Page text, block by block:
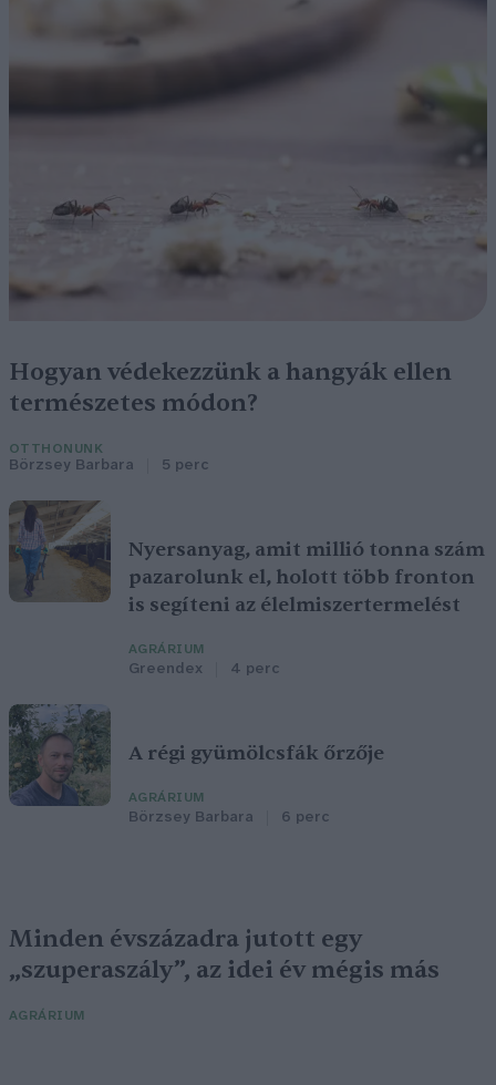
Hogyan védekezzünk a hangyák ellen
természetes módon?
OTTHONUNK
Börzsey Barbara 5 perc
Nyersanyag, amit millió tonna szám
pazarolunk el, holott több fronton
is segíteni az élelmiszertermelést
AGRÁRIUM
Greendex 4 perc
A régi gyümölcsfák őrzője
AGRÁRIUM
Börzsey Barbara 6 perc
Minden évszázadra jutott egy
„szuperaszály”, az idei év mégis más
AGRÁRIUM